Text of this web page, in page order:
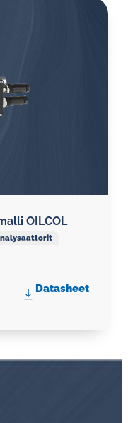
OILCOL
Datasheet